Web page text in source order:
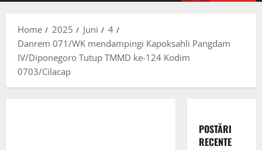
Home 2025 Juni
4
Danrem 071/WK mendampingi Kapoksahli Pangdam
IV/Diponegoro Tutup TMMD ke-124 Kodim
0703/Cilacap
POSTĂRI
RECENTE